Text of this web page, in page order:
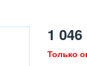
1 046
Только